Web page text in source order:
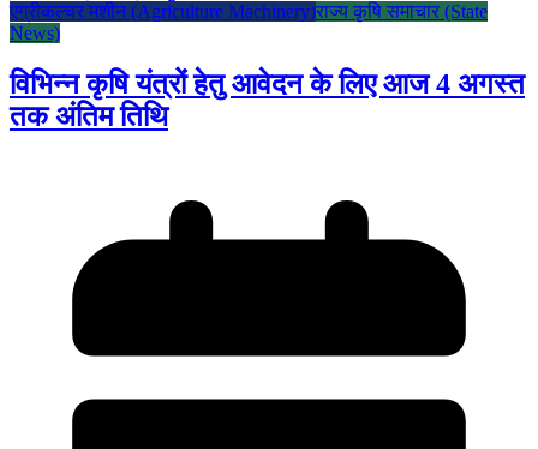
एग्रीकल्चर मशीन (Agriculture Machinery)राज्य कृषि समाचार (State
News)
विभिन्न कृषि यंत्रों हेतु आवेदन के लिए आज 4 अगस्त
तक अंतिम तिथि